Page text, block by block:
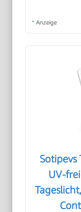
* Anzeige
Sotipevs
UV-